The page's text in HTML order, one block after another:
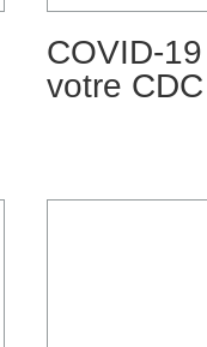
COVID-
votre